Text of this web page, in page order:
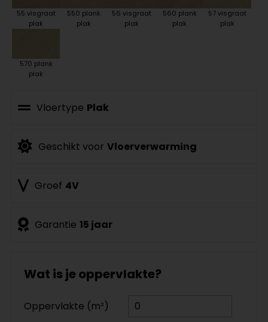
55 visgraat
plak
550 plank
plak
56 visgraat
plak
560 plank
plak
57 visgraat
plak
570 plank
plak
Vloertype Plak
Geschikt voor Vloerverwarming
Groef 4V
Garantie 15 jaar
Wat is je oppervlakte?
Oppervlakte (m²)